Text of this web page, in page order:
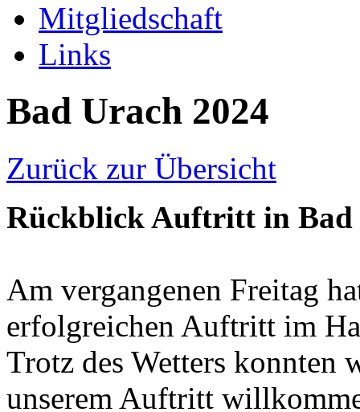
Mitgliedschaft
Links
Bad Urach 2024
Zurück zur Übersicht
Rückblick Auftritt in Bad
Am vergangenen Freitag
erfolgreichen Auftritt im
Trotz des Wetters konnten
unserem Auftritt